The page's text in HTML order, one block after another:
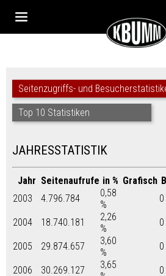
Seitenzugriffs- und
Top 10 Statistiken
JAHRESSTATISTIK
Jahr Seitenaufrufe in % Grafisch
2003
4.796.784
0,58
%
0
2004
18.740.181
2,26
%
0
2005
29.874.657
3,60
%
0
2006
30.269.127
3,65
0